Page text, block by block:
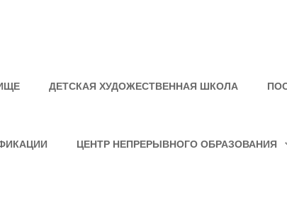
ДЕТСКАЯ ХУДОЖЕСТВЕННАЯ ШКОЛА
ЦЕНТР НЕПРЕРЫВНОГО ОБРАЗОВАНИЯ